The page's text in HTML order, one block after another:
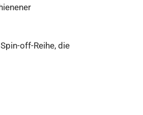
off-Reihe, die